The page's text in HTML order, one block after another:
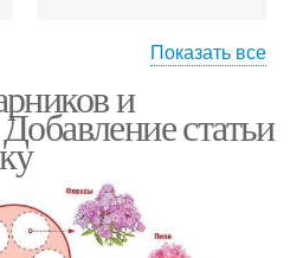
Показать все
и
статьи